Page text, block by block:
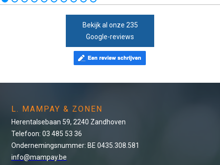
Bekijk al onze 235
Google-reviews
L. MAMPAY & ZONEN
Herentalsebaan 59, 2240 Zandhoven
Telefoon: 03 485 53 36
Ondernemingsnummer: BE 0435.308.581
info@mampay.be